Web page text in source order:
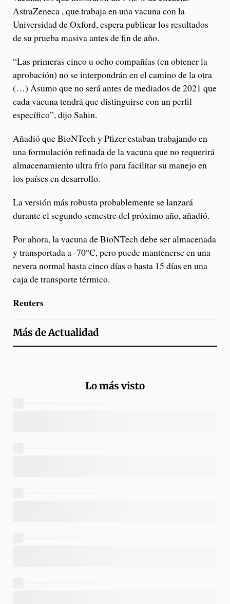
AstraZeneca , que trabaja en una vacuna con la
Universidad de Oxford, espera publicar los resultados
de su prueba masiva antes de fin de año.
“Las primeras cinco u ocho compañías (en obtener la
aprobación) no se interpondrán en el camino de la otra
(…) Asumo que no será antes de mediados de 2021 que
cada vacuna tendrá que distinguirse con un perfil
específico”, dijo Sahin.
Añadió que BioNTech y Pfizer estaban trabajando en
una formulación refinada de la vacuna que no requerirá
almacenamiento ultra frío para facilitar su manejo en
los países en desarrollo.
La versión más robusta probablemente se lanzará
durante el segundo semestre del próximo año, añadió.
Por ahora, la vacuna de BioNTech debe ser almacenada
y transportada a -70°C, pero puede mantenerse en una
nevera normal hasta cinco días o hasta 15 días en una
caja de transporte térmico.
Reuters
Más deActualidad
Lo más visto